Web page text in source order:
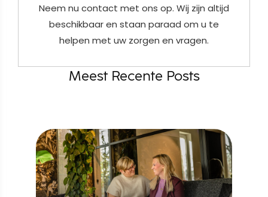
Neem nu contact met ons op. Wij zijn altijd
beschikbaar en staan paraad om u te
helpen met uw zorgen en vragen.
Meest Recente Posts